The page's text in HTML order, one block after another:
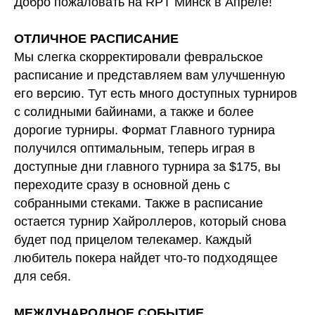
ОТЛИЧНОЕ РАСПИСАНИЕ
Мы слегка скорректировали февральское
расписание и представляем вам улучшенную
его версию. Тут есть много доступных турниров
с солидными байинами, а также и более
дорогие турниры. Формат Главного турнира
получился оптимальным, теперь играя в
доступные дни главного турнира за $175, вы
переходите сразу в основной день с
собранными стеками. Также в расписание
остается турнир Хайроллеров, который снова
будет под прицелом телекамер. Каждый
любитель покера найдет что-то подходящее
для себя.